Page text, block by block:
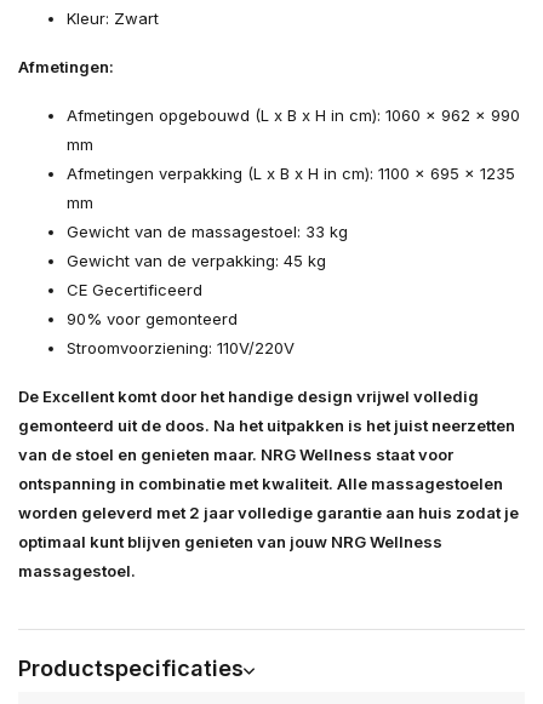
Kleur: Zwart
Afmetingen:
Afmetingen opgebouwd (L x B x H in cm): 1060 x 962 x 990
mm
Afmetingen verpakking (L x B x H in cm): 1100 x 695 x 1235
mm
Gewicht van de massagestoel: 33 kg
Gewicht van de verpakking: 45 kg
CE Gecertificeerd
90% voor gemonteerd
Stroomvoorziening: 110V/220V
De Excellent komt door het handige design vrijwel volledig
gemonteerd uit de doos. Na het uitpakken is het juist neerzetten
van de stoel en genieten maar. NRG Wellness staat voor
ontspanning in combinatie met kwaliteit. Alle massagestoelen
worden geleverd met 2 jaar volledige garantie aan huis zodat je
optimaal kunt blijven genieten van jouw NRG Wellness
massagestoel.
Productspecificaties